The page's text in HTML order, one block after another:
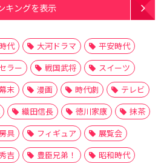
キングを表示
代 大河ドラマ
平安時代
ラー 戦国武将
スイーツ
末 漫画 時代劇
テレビ
織田信長 徳川家康
抹茶
具 フィギュア
展覧会
吉 豊臣兄弟！
昭和時代